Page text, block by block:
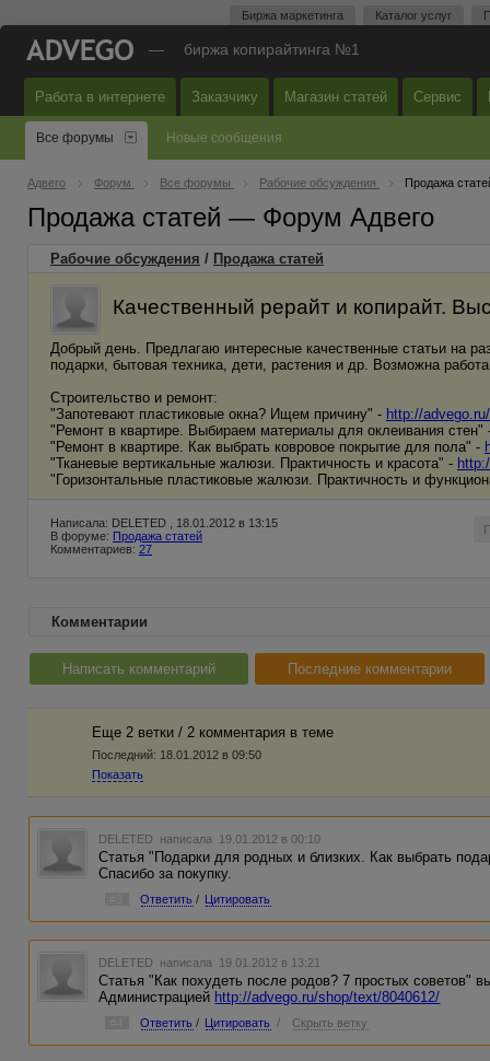
Биржа маркетинга Каталог услуг
— биржа копирайтинга №1
Работа в интернете Заказчику Магазин статей Сервис
Все форумы Новые сообщения
Адвего Форум Все форумы Рабочие обсуждения Продажа
Продажа статей — Форум Адвего
Рабочие обсуждения / Продажа статей
Качественный рерайт и копирайт.
Добрый день. Предлагаю интересные качественные статьи на
подарки, бытовая техника, дети, растения и др. Возможна
Строительство и ремонт:
"Запотевают пластиковые окна? Ищем причину" - http://
"Ремонт в квартире. Выбираем материалы для оклеивания
"Ремонт в квартире. Как выбрать ковровое покрытие для пола" -
"Тканевые вертикальные жалюзи. Практичность и красота" -
"Горизонтальные пластиковые жалюзи. Практичность и
Написала: DELETED , 18.01.2012 в 13:15
В форуме: Продажа статей
Комментариев: 27
Комментарии
Написать комментарий Последние комментарии
Еще 2 ветки / 2 комментария в темe
Последний: 18.01.2012 в 09:50
Показать
DELETED написала 19.01.2012 в 00:10
Статья "Подарки для родных и близких. Как выбрать
Спасибо за покупку.
Ответить / Цитировать
DELETED написала 19.01.2012 в 13:21
Статья "Как похудеть после родов? 7 простых советов"
Администрацией http://advego.ru/shop/text/8040612/
Ответить / Цитировать / Скрыть ветку